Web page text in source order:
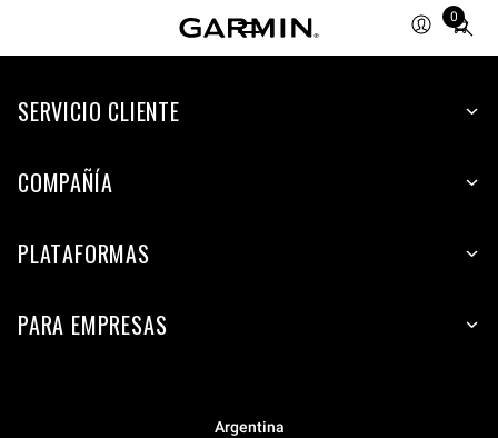
0
Total
items
cart:
SERVICIO CLIENTE
COMPAÑÍA
PLATAFORMAS
PARA EMPRESAS
Argentina